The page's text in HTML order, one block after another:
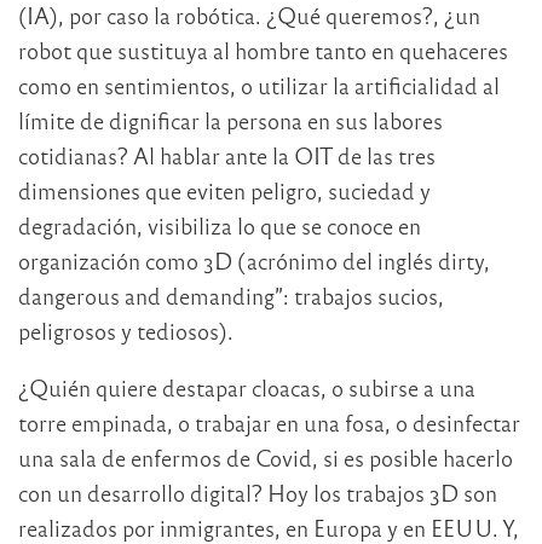
(IA), por caso la robótica. ¿Qué queremos?, ¿un
robot que sustituya al hombre tanto en quehaceres
como en sentimientos, o utilizar la artificialidad al
límite de dignificar la persona en sus labores
cotidianas? Al hablar ante la OIT de las tres
dimensiones que eviten peligro, suciedad y
degradación, visibiliza lo que se conoce en
organización como 3D (acrónimo del inglés dirty,
dangerous and demanding”: trabajos sucios,
peligrosos y tediosos).
¿Quién quiere destapar cloacas, o subirse a una
torre empinada, o trabajar en una fosa, o desinfectar
una sala de enfermos de Covid, si es posible hacerlo
con un desarrollo digital? Hoy los trabajos 3D son
realizados por inmigrantes, en Europa y en EEUU. Y,